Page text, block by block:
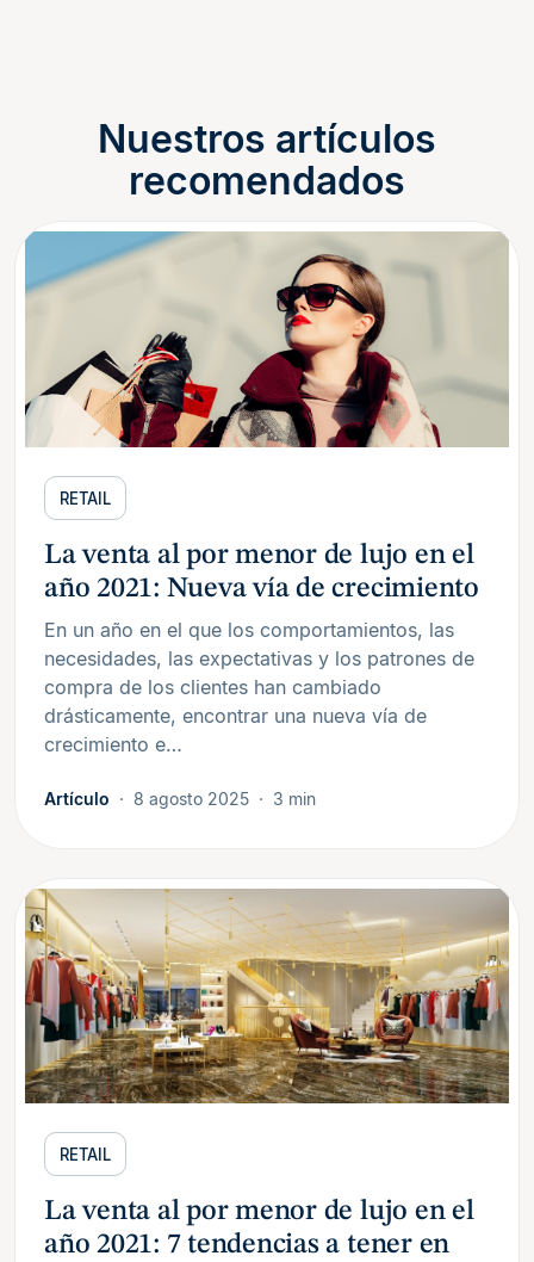
Nuestros artículos
recomendados
RETAIL
La venta al por menor de lujo en el
año 2021: Nueva vía de crecimiento
En un año en el que los comportamientos, las
necesidades, las expectativas y los patrones de
compra de los clientes han cambiado
drásticamente, encontrar una nueva vía de
crecimiento e…
Artículo 8 agosto 2025 3 min
RETAIL
La venta al por menor de lujo en el
año 2021: 7 tendencias a tener en